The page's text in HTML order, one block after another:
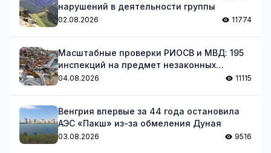
нарушений в деятельности группы
02.08.2026 11774
Масштабные проверки РИОСВ и МВД: 195
инспекций на предмет незаконных
отходов
04.08.2026 11115
Венгрия впервые за 44 года остановила
АЭС «Пакш» из-за обмеления Дуная
03.08.2026 9516